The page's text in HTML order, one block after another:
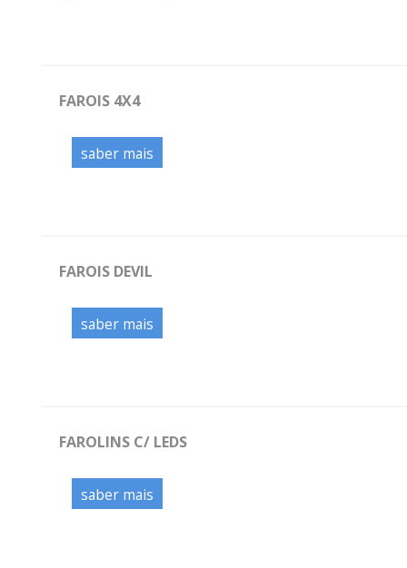
FAROIS 4X4
saber mais
FAROIS DEVIL
saber mais
FAROLINS C/ LEDS
saber mais